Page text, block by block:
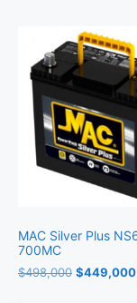
MAC Silver Plus
700MC
$498,000 $449,000